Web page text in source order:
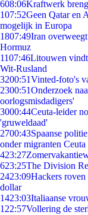
608:06Kraftwerk
107:52Geen Qatar en
mogelijk in Europa
1807:49Iran
Hormuz
1107:46Litouwen
Wit-Rusland
3200:51Vinted-foto's
2300:51Onderzoek
oorlogsmisdadigers'
3000:44Ceuta-leider
'gruweldaad'
2700:43Spaanse
onder migranten Ceuta
423:27
623:25The Division
2423:09Hackers
dollar
1423:03Italiaanse
1 22:57Vollering de